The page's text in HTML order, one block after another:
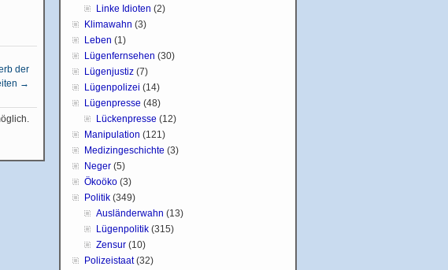
der
→
Linke Idioten (2)
Klimawahn (3)
Leben (1)
Lügenfernsehen (30)
Lügenjustiz (7)
Lügenpolizei (14)
Lügenpresse (48)
Lückenpresse (12)
Manipulation (121)
Medizingeschichte (3)
Neger (5)
Ökoöko (3)
Politik (349)
Ausländerwahn (13)
Lügenpolitik (315)
Zensur (10)
Polizeistaat(32)